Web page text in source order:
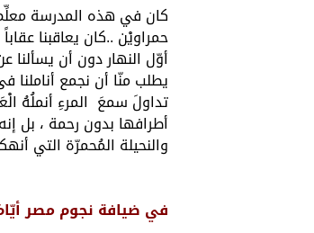
كان في هذه المدرسة
حمراويْن ..كان يعاقبنا
أوّل النهار دون أن
يطلب منّا أن نجمع أناملنا
تداولَ سمعَ المرءِ أنملُهُ
أطرافها بدون رحمة ، بل
والنحيلة المُحمرّة التي
في ضيافة نجوم مصر